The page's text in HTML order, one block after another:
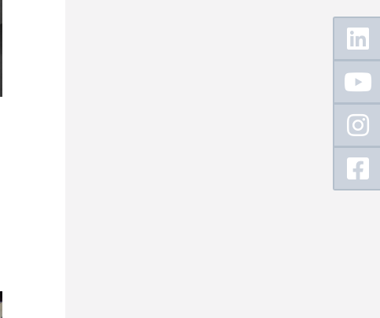
Floating